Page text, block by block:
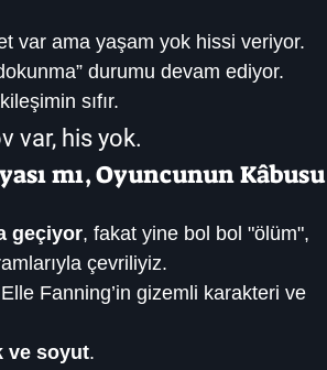
var ama yaşam yok hissi veriyor.
durumu devam ediyor.
sıfır.
var, his yok.
mı, Oyuncunun Kâbusu
geçiyor, fakat yine bol bol "ölüm",
çevriliyiz.
Fanning’in gizemli karakteri ve
ve soyut.